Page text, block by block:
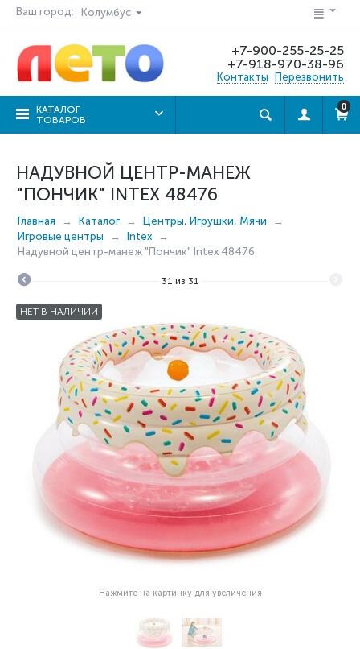
Ваш город: Колумбус
+7-900-255-25-25
+7-918-970-38-96
Контакты Перезвонить
КАТАЛОГ
ТОВАРОВ
0
НАДУВНОЙ ЦЕНТР-МАНЕЖ
"ПОНЧИК" INTEX 48476
Главная Каталог
Центры, Игрушки, Мячи
Игровые центры
Intex
Надувной центр-манеж "Пончик" Intex 48476
31 из 31
НЕТ В НАЛИЧИИ
Нажмите на картинку для увеличения